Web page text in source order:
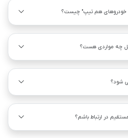
خودروهای هم ‌تیپ" چیست؟
چه مواردی هست؟
در ارتباط باشم؟